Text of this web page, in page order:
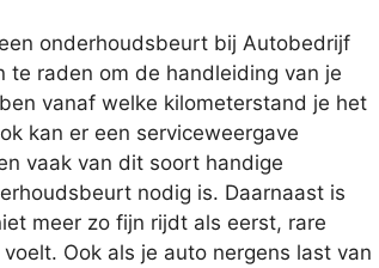
onderhoudsbeurt bij Autobedrijf
te raden om de handleiding van je
vanaf welke kilometerstand je het
kan er een serviceweergave
vaak van dit soort handige
nodig is. Daarnaast is
meer zo fijn rijdt als eerst, rare
Ook als je auto nergens last van